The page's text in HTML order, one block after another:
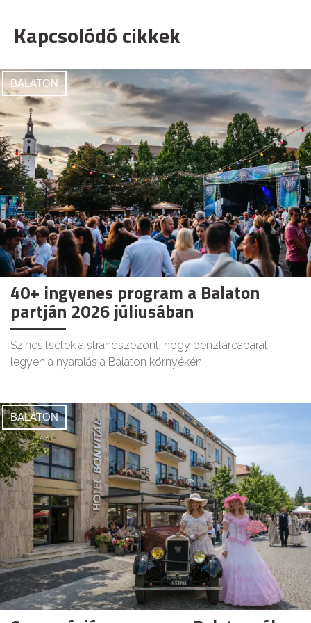
Kapcsolódó cikkek
BALATON
40+ ingyenes program a Balaton
partján 2026 júliusában
Színesítsétek a strandszezont, hogy pénztárcabarát
legyen a nyaralás a Balaton környékén.
BALATON